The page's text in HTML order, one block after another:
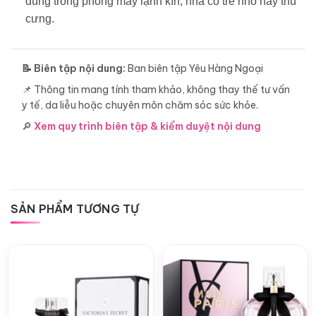
cưng.
📝 Biên tập nội dung: Ban biên tập Yêu Hàng Ngoại
📌 Thông tin mang tính tham khảo, không thay thế tư vấn
y tế, da liễu hoặc chuyên môn chăm sóc sức khỏe.
🔎 Xem quy trình biên tập & kiểm duyệt nội dung
SẢN PHẨM TƯƠNG TỰ